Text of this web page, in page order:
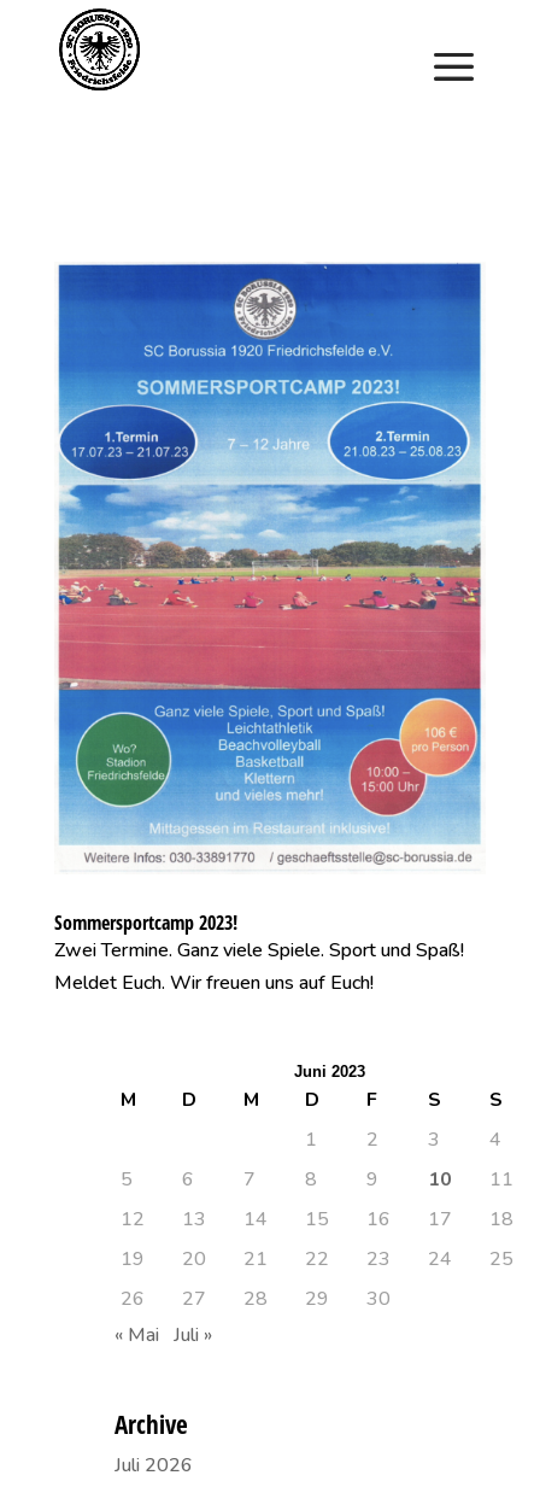
Saisonstart im April. Jetzt ein Schnuppertraining für
Kinder vereinbaren und zu Saisonbeginn dabei sein.
Sommersportcamp 2023!
Zwei Termine. Ganz viele Spiele. Sport und Spaß!
Meldet Euch. Wir freuen uns auf Euch!
Juni 2023
M D M D F S
S
1
2 3
4
5
6 7 8 9 10
11
12
13 14 15 16 17
18
19
20 21 22 23 24
25
26
27 28 29
30
« Mai Juli »
Archive
Juli 2026